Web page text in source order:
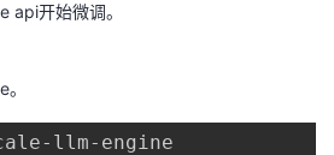
api开始微调。
llm-engine